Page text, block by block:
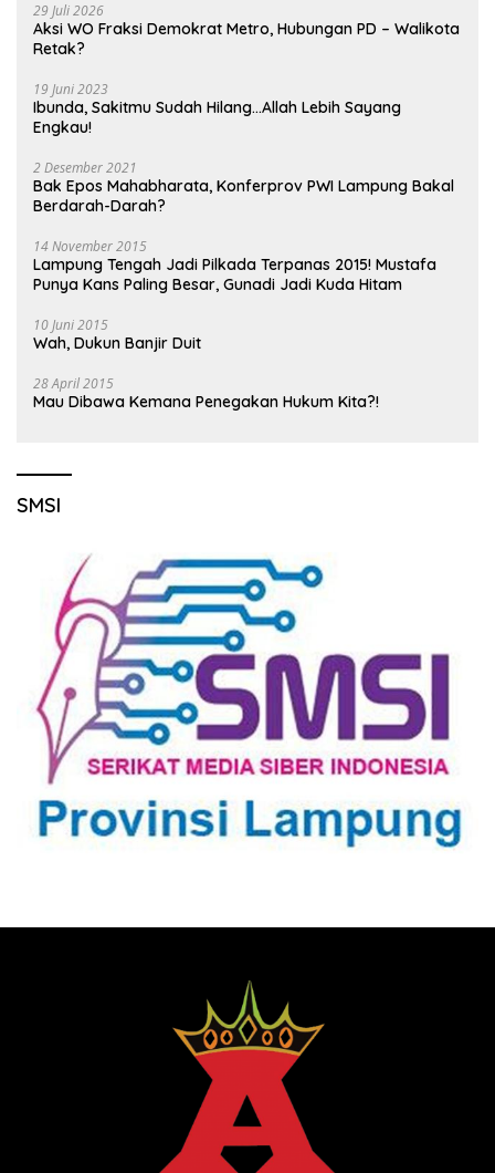
29 Juli 2026
Aksi WO Fraksi Demokrat Metro, Hubungan PD – Walikota
Retak?
19 Juni 2023
Ibunda, Sakitmu Sudah Hilang…Allah Lebih Sayang
Engkau!
2 Desember 2021
Bak Epos Mahabharata, Konferprov PWI Lampung Bakal
Berdarah-Darah?
14 November 2015
Lampung Tengah Jadi Pilkada Terpanas 2015! Mustafa
Punya Kans Paling Besar, Gunadi Jadi Kuda Hitam
10 Juni 2015
Wah, Dukun Banjir Duit
28 April 2015
Mau Dibawa Kemana Penegakan Hukum Kita?!
SMSI